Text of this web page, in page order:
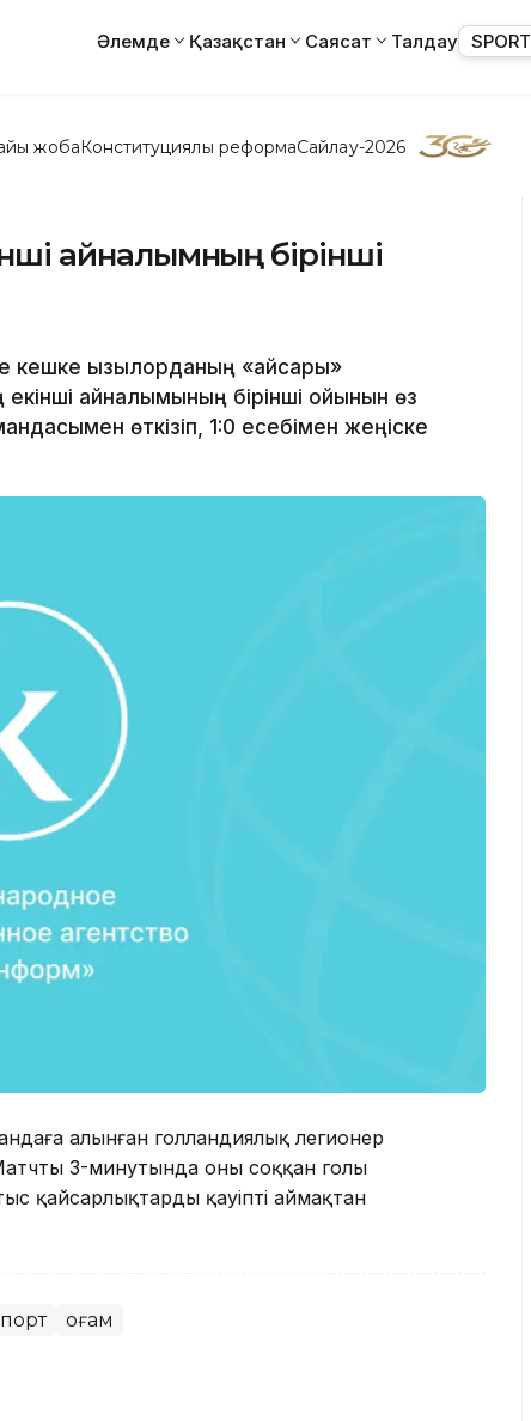
Әлемде Қазақстан Саясат Талдау SPORT
жобаКонституциялық реформаСайлау-2026
айналымның бірінші
Қызылорданың «Қайсары»
айналымының бірінші ойынын өз
өткізіп, 1:0 есебімен жеңіске
алынған голландиялық легионер
3-минутында оның соққан голы
қайсарлықтарды қауіпті аймақтан
Қоғам